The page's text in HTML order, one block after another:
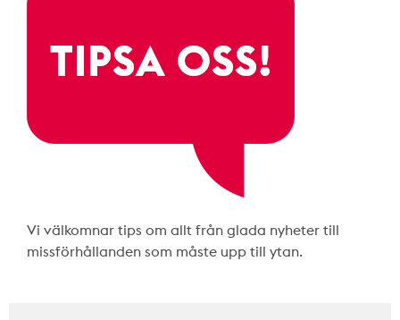
Vi välkomnar tips om allt från glada nyheter till
missförhållanden som måste upp till ytan.